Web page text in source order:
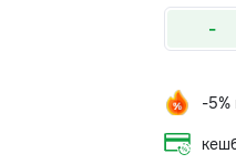
-
-5%